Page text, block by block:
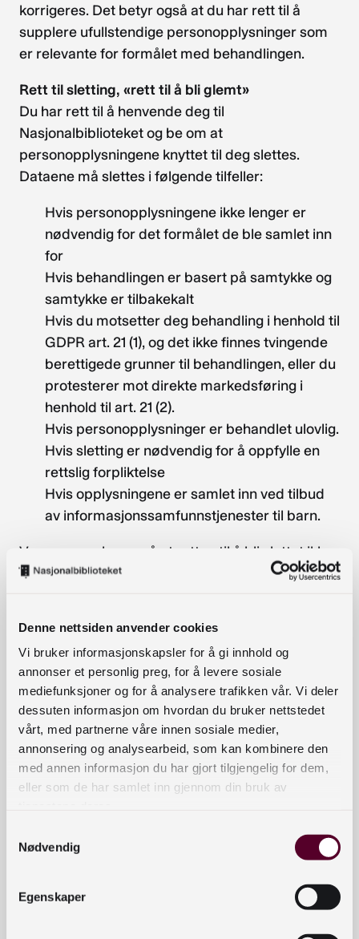
Denne nettsiden anvender cookies
Vi bruker informasjonskapsler for å gi innhold og
annonser et personlig preg, for å levere sosiale
mediefunksjoner og for å analysere trafikken vår. Vi deler
dessuten informasjon om hvordan du bruker nettstedet
vårt, med partnerne våre innen sosiale medier,
annonsering og analysearbeid, som kan kombinere den
med annen informasjon du har gjort tilgjengelig for dem,
eller som de har samlet inn gjennom din bruk av
Nødvendig
Egenskaper
korrigeres. Det betyr også at du har rett til å
supplere ufullstendige personopplysninger som
er relevante for formålet med behandlingen.
Rett til sletting, «rett til å bli glemt»
Du har rett til å henvende deg til
Nasjonalbiblioteket og be om at
personopplysningene knyttet til deg slettes.
Dataene må slettes i følgende tilfeller:
Hvis personopplysningene ikke lenger er
nødvendig for det formålet de ble samlet inn
for
Hvis behandlingen er basert på samtykke og
samtykke er tilbakekalt
Hvis du motsetter deg behandling i henhold til
GDPR art. 21 (1), og det ikke finnes tvingende
berettigede grunner til behandlingen, eller du
protesterer mot direkte markedsføring i
henhold til art. 21 (2).
Hvis personopplysninger er behandlet ulovlig.
Hvis sletting er nødvendig for å oppfylle en
rettslig forpliktelse
Hvis opplysningene er samlet inn ved tilbud
av informasjonssamfunnstjenester til barn.
Vær oppmerksom på at retten til å bli slettet ikke
gjelder i den grad behandlingen er nødvendig,
For å utøve retten til ytringsfrihet- og
informasjonsfrihet
For å oppfylle en rettslig forpliktelse som
krever behandling i henhold til EU-retten eller
i henhold til norsk lovgivning, eller for å utføre
en oppgave i allmennhetens interesse eller
utøve offentlig myndighet som
Nasjonalbiblioteket er pålagt
statistikk i den grad at retten til å bli slettet vil
oppnåelsen av formålet med behandlingen.
For å fastsette, gjøre gjeldende eller forsvare